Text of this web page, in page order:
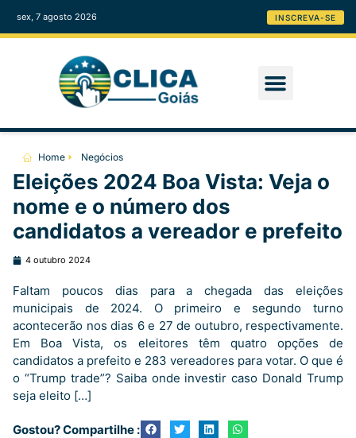
sex, 7 agosto 2026 INSCREVA-SE
Home Negócios
Eleições 2024 Boa Vista: Veja o
nome e o número dos
candidatos a vereador e prefeito
4 outubro 2024
Faltam poucos dias para a chegada das eleições
municipais de 2024. O primeiro e segundo turno
acontecerão nos dias 6 e 27 de outubro, respectivamente.
Em Boa Vista, os eleitores têm quatro opções de
candidatos a prefeito e 283 vereadores para votar. O que é
o “Trump trade”? Saiba onde investir caso Donald Trump
seja eleito […]
Gostou? Compartilhe :